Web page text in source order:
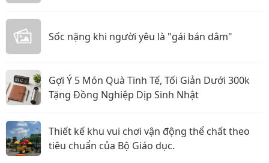
Sốc nặng khi người yêu là "gái bán dâm"
Gợi Ý 5 Món Quà Tinh Tế, Tối Giản Dưới 300k
Tặng Đồng Nghiệp Dịp Sinh Nhật
Thiết kế khu vui chơi vận động thể chất theo
tiêu chuẩn của Bộ Giáo dục.